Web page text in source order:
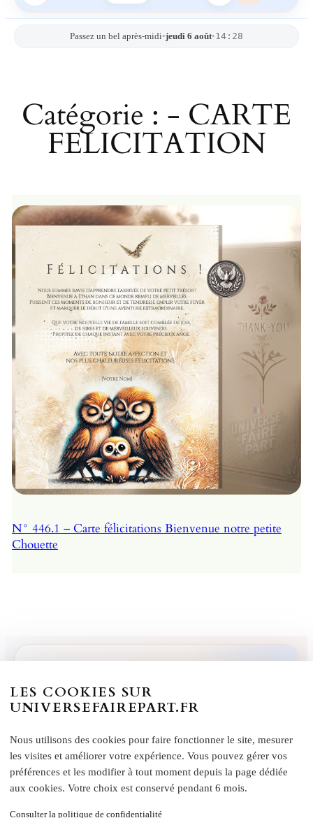
Passez un bel après-midi•jeudi 6 août•14:28
Catégorie : - CARTE
FELICITATION
N° 446.1 – Carte félicitations Bienvenue notre petite
Chouette
faire-part qui s’ouvrent, sans options, notre prix de 2,50€ pièce est inférieur à
la moyenne de 3,20€ chez nos concurrents en France. Sans compter les
LES COOKIES SUR
UNIVERSEFAIREPART.FR
Nous utilisons des cookies pour faire fonctionner le site, mesurer
les visites et améliorer votre expérience. Vous pouvez gérer vos
préférences et les modifier à tout moment depuis la page dédiée
aux cookies. Votre choix est conservé pendant 6 mois.
Consulter la politique de confidentialité